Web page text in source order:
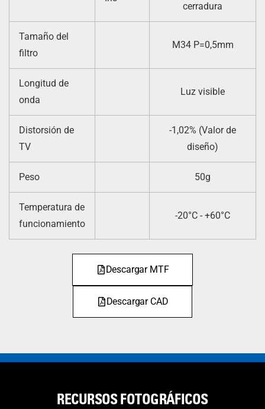
cerradura
Tamaño del
filtro
M34 P=0,5mm
Longitud de
onda
Luz visible
Distorsión de
TV
-1,02% (Valor de
diseño)
Peso 50g
Temperatura de
funcionamiento
-20°C - +60°C
Descargar MTF
Descargar CAD
RECURSOS FOTOGRÁFICOS